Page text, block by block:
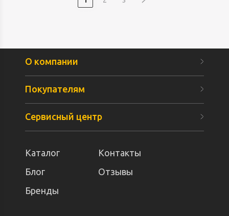
О компании
Покупателям
Сервисный центр
Каталог
Контакты
Блог
Отзывы
Бренды